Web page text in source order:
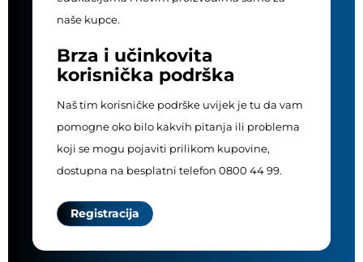
naše kupce.
Brza i učinkovita
korisnička podrška
Naš tim korisničke podrške uvijek je tu da vam
pomogne oko bilo kakvih pitanja ili problema
koji se mogu pojaviti prilikom kupovine,
dostupna na besplatni telefon 0800 44 99.
Registracija